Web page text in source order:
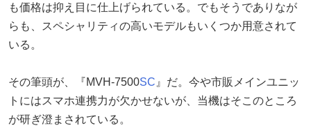
も価格は抑え目に仕上げられている。でもそうでありなが
らも、スペシャリティの高いモデルもいくつか用意されて
いる。
その筆頭が、『MVH-7500SC 』だ。今や市販メインユニッ
トにはスマホ連携力が欠かせないが、当機はそこのところ
が研ぎ澄まされている。